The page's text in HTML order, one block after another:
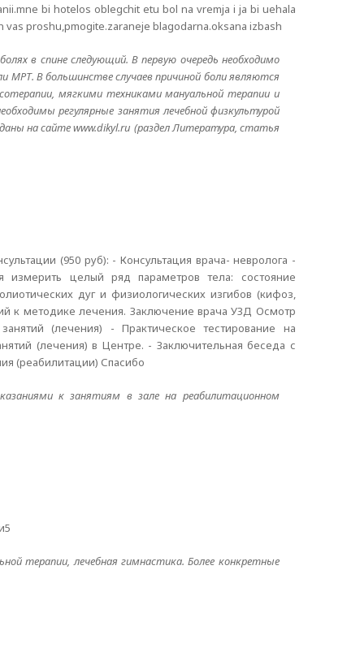
bi hotelos oblegchit etu bol na vremja i ja bi uehala
vas proshu,pmogite.zaraneje blagodarna.oksana izbash
в спине следующий. В первую очередь необходимо
МРТ. В большинстве случаев причиной боли являются
мягкими техниками мануальной терапии и
регулярные занятия лечебной физкультурой
на сайте www.dikyl.ru (раздел Литература, статья
(950 руб): - Консультация врача- невролога -
измерить целый ряд параметров тела: состояние
дуг и физиологических изгибов (кифоз,
к методике лечения. Заключение врача УЗД Осмотр
(лечения) - Практическое тестирование на
(лечения) в Центре. - Заключительная беседа с
(реабилитации) Спасибо
к занятиям в зале на реабилитационном
терапии, лечебная гимнастика. Более конкретные